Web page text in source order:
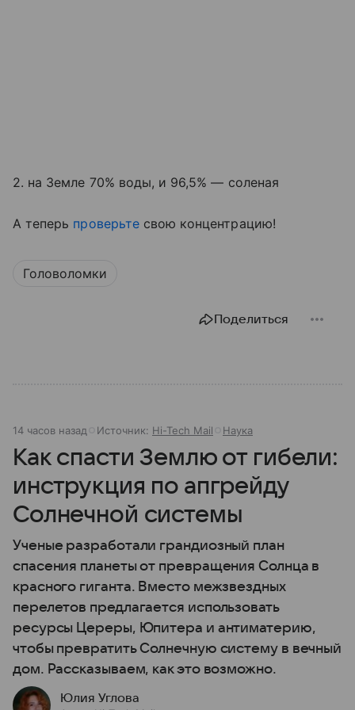
2. на Земле 70% воды, и 96,5% — соленая
А теперь проверьтесвою концентрацию!
Головоломки
Поделиться
14 часов назад Источник: Hi-Tech Mail Наука
Как спасти Землю от гибели:
инструкция по апгрейду
Солнечной системы
Ученые разработали грандиозный план
спасения планеты от превращения Солнца в
красного гиганта. Вместо межзвездных
перелетов предлагается использовать
ресурсы Цереры, Юпитера и антиматерию,
чтобы превратить Солнечную систему в вечный
дом. Рассказываем, как это возможно.
Юлия Углова